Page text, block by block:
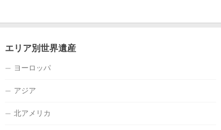
エリア別世界遺産
ヨーロッパ
アジア
北アメリカ